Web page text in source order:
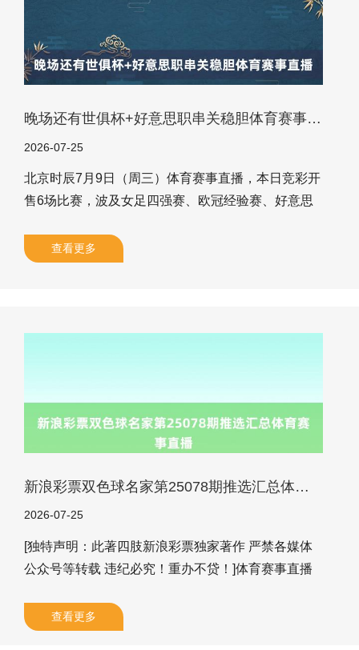
给米兰，从而为引援腾出空间。 固然国米与布鲁日在
价钱和回购要求上
晚场还有世俱杯+好意思职串关稳胆体育赛事直播
2026-07-25
北京时辰7月9日（周三）体育赛事直播，本日竞彩开
售6场比赛，波及女足四强赛、欧冠经验赛、好意思
掷中多场比分、明哥说球9连红，灵羽、王九红连中8
多个比分，气象火热！本日奉上早场女足分析，晚场
瑞典超后，昨日又擒
查看更多
新浪彩票双色球名家第25078期推选汇总体育赛事直播
2026-07-25
[独特声明：此著四肢新浪彩票独家著作 严禁各媒体
公众号等转载 违纪必究！重办不贷！]体育赛事直播
峰：05 06 14 23 24 25 28 30 31 + 11 15 16 常青：
查看更多